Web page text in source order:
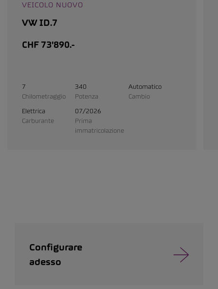
VEICOLO NUOVO
VW ID.7
CHF 73'890.-
7
Chilometraggio
340
Potenza
Automatico
Cambio
Elettrica
Carburante
07/2026
Prima
immatricolazione
Configurare
adesso